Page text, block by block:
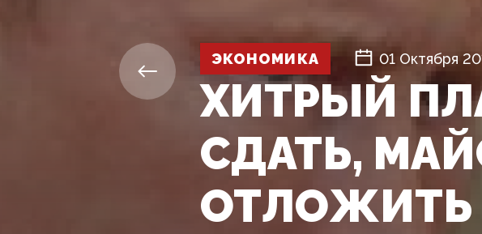
ЭКОНОМИКА 01 Октября
ХИТРЫЙ
СДАТЬ,
ОТЛОЖИТЬ